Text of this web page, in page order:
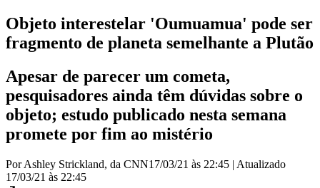
Objeto interestelar 'Oumuamua' pode ser
fragmento de planeta semelhante a Plutão
Apesar de parecer um cometa,
pesquisadores ainda têm dúvidas sobre o
objeto; estudo publicado nesta semana
promete por fim ao mistério
Por Ashley Strickland, da CNN17/03/21 às 22:45 | Atualizado
17/03/21 às 22:45